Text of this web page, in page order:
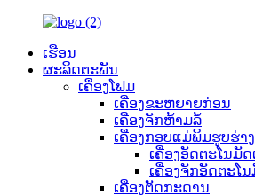
ເຮືອນ
ຜະລິດຕະພັນ
ເຄື່ອງໂຟມ
ເຄື່ອງຂະຫຍາຍກ່ອນ
ເຄື່ອງຈັກຫ້າມລໍ້
ເຄື່ອງກອບແມ່ພິມຮູບຮ່າງ
ເຄື່ອງອັດຕະໂນມັ
ເຄື່ອງຈັກອັດຕະໂ
ເຄື່ອງຕັດກະດານ